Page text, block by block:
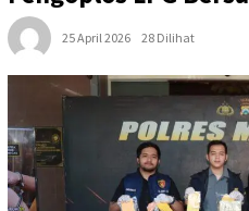
25 April 2026 28 Dilihat